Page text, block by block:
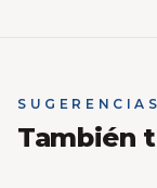
SUGERENCIAS
También